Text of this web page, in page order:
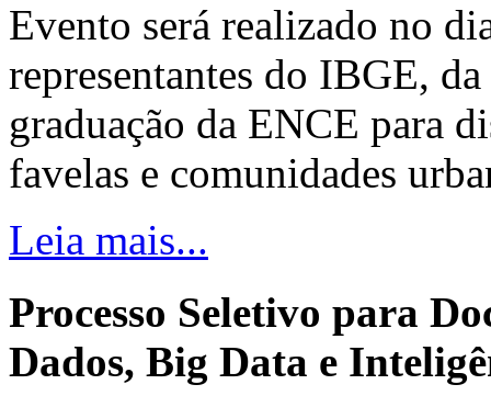
Evento será realizado no
representantes do IBGE,
graduação da ENCE para
favelas e comunidades
Leia mais...
Processo Seletivo para
Dados, Big Data e